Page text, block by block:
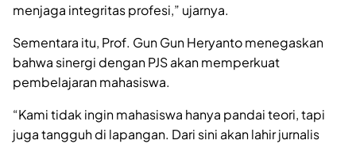
menjaga integritas profesi,” ujarnya.
Sementara itu, Prof. Gun Gun Heryanto menegaskan
bahwa sinergi dengan PJS akan memperkuat
pembelajaran mahasiswa.
“Kami tidak ingin mahasiswa hanya pandai teori, tapi
juga tangguh di lapangan. Dari sini akan lahir jurnalis